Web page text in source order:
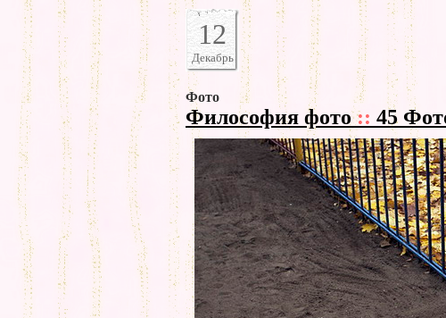
12
Декабрь
Фото
Философия фото:: 45